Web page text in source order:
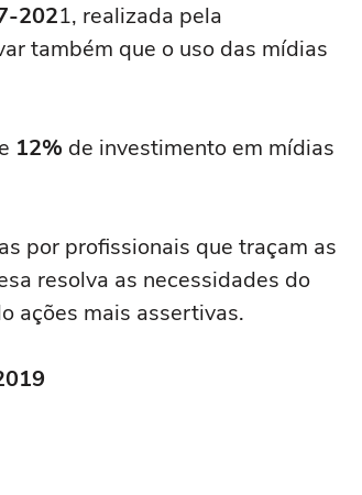
2021, realizada pela
também que o uso das mídias
12% de investimento em mídias
por profissionais que traçam as
resolva as necessidades do
ações mais assertivas.